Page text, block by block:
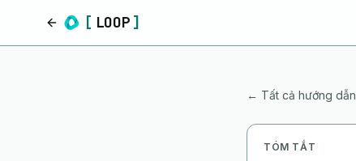
[ LOOP ]
Trang chủ
← Tất cả hướng dẫn
TÓM TẮT